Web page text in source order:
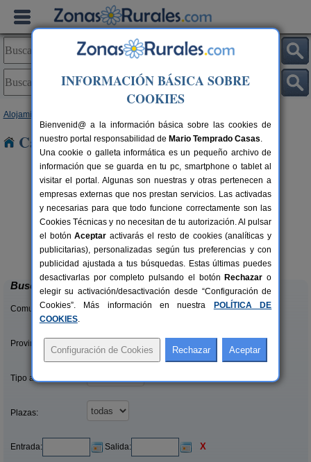
Alojamientos
Casas Rurales cerca de Alxen
2-4+2 pers.
desde12 €
Apartamentos Aqualecer
Sanxenxo (Pontevedra)
Buscar
Comunidades:
Provincias/Islas:
Tipo alquiler:
Plazas:
Entrada: Salida: X
INFORMACIÓN BÁSICA SOBRE
COOKIES
Bienvenid@ a la información básica sobre las cookies de
nuestro portal responsabilidad de Mario Temprado Casas.
Una cookie o galleta informática es un pequeño archivo de
información que se guarda en tu pc, smartphone o tablet al
visitar el portal. Algunas son nuestras y otras pertenecen a
empresas externas que nos prestan servicios. Las activadas
y necesarias para que todo funcione correctamente son las
Cookies Técnicas y no necesitan de tu autorización. Al pulsar
el botónAceptar activarás el resto de cookies (analíticas y
publicitarias), personalizadas según tus preferencias y con
publicidad ajustada a tus búsquedas. Estas últimas puedes
desactivarlas por completo pulsando el botón Rechazar o
elegir su activación/desactivación desde “Configuración de
Cookies”. Más información en nuestra
POLÍTICA DE
COOKIES.